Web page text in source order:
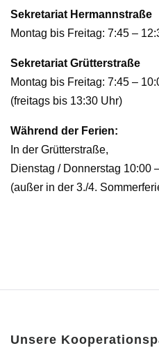
Sekretariat Hermannstraße
Montag bis Freitag: 7:45 –
Sekretariat Grütterstraße
Montag bis Freitag: 7:45 –
(freitags bis 13:30 Uhr)
Während der Ferien:
In der Grütterstraße,
Dienstag / Donnerstag 10:00
(außer in der 3./4.
Unsere